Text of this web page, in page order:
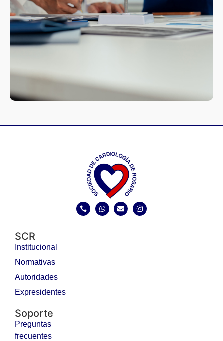
SCR
Institucional
Normativas
Autoridades
Expresidentes
Soporte
Preguntas
frecuentes